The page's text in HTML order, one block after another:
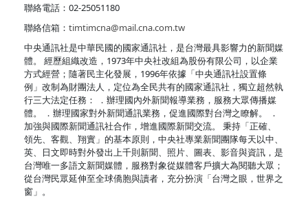
聯絡電話：02-25051180
聯絡信箱： timtimcna@mail.cna.com.tw
中央通訊社是中華民國的國家通訊社，是台灣最具影響力的新聞媒
體。 經歷組織改造，1973年中央社改組為股份有限公司，以企業
方式經營；隨著民主化發展，1996年依據「中央通訊社設置條
例」改制為財團法人，定位為全民共有的國家通訊社，獨立超然執
行三大法定任務： ．辦理國內外新聞報導業務，服務大眾傳播媒
體。 ．辦理國家對外新聞通訊業務，促進國際對台灣之瞭解。 ．
加強與國際新聞通訊社合作，增進國際新聞交流。 秉持「正確、
領先、客觀、翔實」的基本原則，中央社專業新聞團隊每天以中、
英、日文即時對外發出上千則新聞、照片、圖表、影音與資訊，是
台灣唯一多語文新聞媒體，服務對象從媒體客戶擴大為閱聽大眾；
從台灣民眾延伸至全球僑胞與讀者，充分扮演「台灣之眼，世界之
窗」。